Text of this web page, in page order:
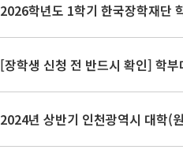
2026학년도 1학기 한국장학재단
[장학생 신청 전 반드시 확인] 학
2024년 상반기 인천광역시 대학(